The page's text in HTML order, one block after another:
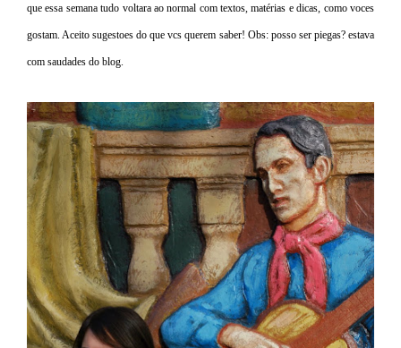
que essa semana tudo voltara ao normal com textos, matérias e dicas, como voces
gostam. Aceito sugestoes do que vcs querem saber! Obs: posso ser piegas? estava
com saudades do blog.